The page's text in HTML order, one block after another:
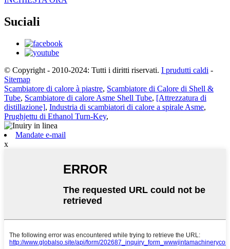
Suciali
© Copyright - 2010-2024: Tutti i diritti riservati. I prudutti caldi -
Sitemap
Scambiatore di calore à piastre, Scambiatore di Calore di Shell &
Tube, Scambiatore di calore Asme Shell Tube, [Attrezzatura di
distillazione], Industria di scambiatori di calore a spirale Asme,
Prughjettu di Ethanol Turn-Key,
Mandate e-mail
x